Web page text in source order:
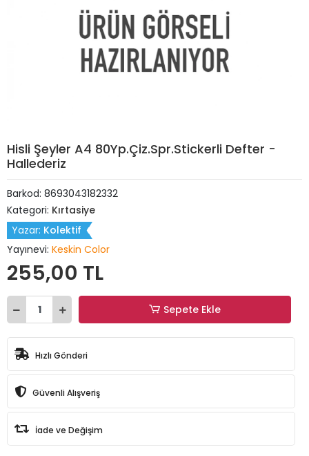
Hisli Şeyler A4 80Yp.Çiz.Spr.Stickerli Defter -
Hallederiz
Barkod: 8693043182332
Kategori: Kırtasiye
Yazar: Kolektif
Yayınevi: Keskin Color
255,00 TL
Sepete Ekle
Hızlı Gönderi
Güvenli Alışveriş
İade ve Değişim